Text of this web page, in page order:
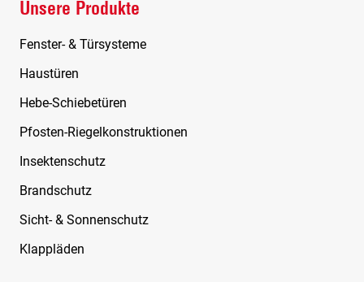
Unsere Produkte
Fenster- & Türsysteme
Haustüren
Hebe-Schiebetüren
Pfosten-Riegelkonstruktionen
Insektenschutz
Brandschutz
Sicht- & Sonnenschutz
Klappläden